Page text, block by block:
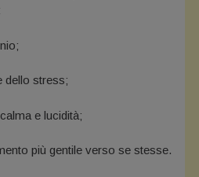
dello stress;
e lucidità;
più gentile verso se stesse.